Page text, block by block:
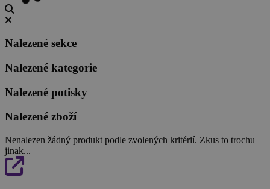
Nalezené sekce
Nalezené kategorie
Nalezené potisky
Nalezené zboží
Nenalezen žádný produkt podle zvolených kritérií. Zkus to trochu
jinak...